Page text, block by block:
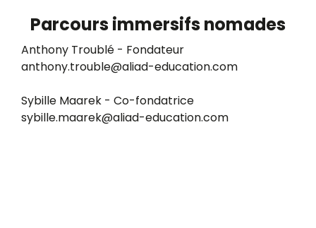
Parcours immersifs nomades
Anthony Troublé - Fondateur
anthony.trouble@aliad-education.com
Sybille Maarek - Co-fondatrice
sybille.maarek@aliad-education.com